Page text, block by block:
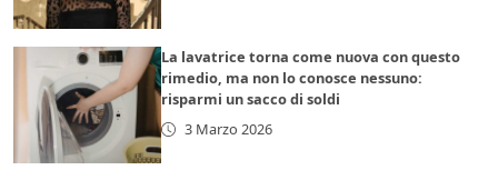
La lavatrice torna come nuova con questo
rimedio, ma non lo conosce nessuno:
risparmi un sacco di soldi
3 Marzo 2026